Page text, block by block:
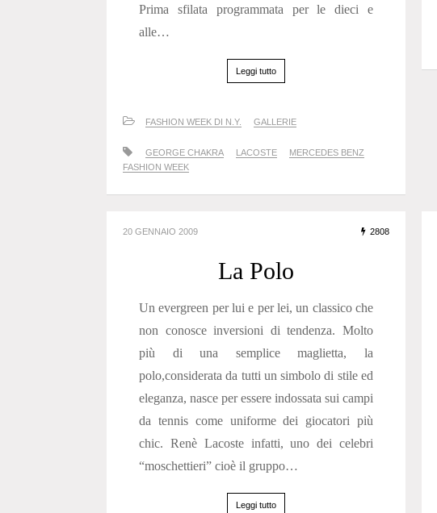
Prima sfilata programmata per le dieci e
alle…
Leggi tutto
FASHION WEEK DI N.Y. GALLERIE
GEORGE CHAKRA LACOSTE
MERCEDES BENZ
FASHION WEEK
20 GENNAIO 2009 2808
La Polo
Un evergreen per lui e per lei, un classico che
non conosce inversioni di tendenza. Molto
più di una semplice maglietta, la
polo,considerata da tutti un simbolo di stile ed
eleganza, nasce per essere indossata sui campi
da tennis come uniforme dei giocatori più
chic. Renè Lacoste infatti, uno dei celebri
“moschettieri” cioè il gruppo…
Leggi tutto